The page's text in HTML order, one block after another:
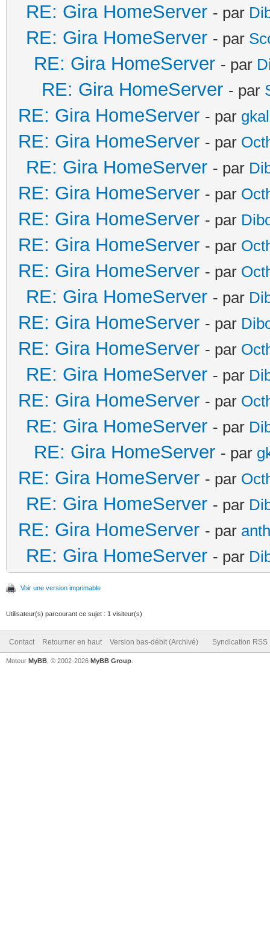
RE: Gira HomeServer - par
RE: Gira HomeServer - par
RE: Gira HomeServer - par
RE: Gira HomeServer - par
RE: Gira HomeServer - par
RE: Gira HomeServer - par
RE: Gira HomeServer - par
RE: Gira HomeServer - par
RE: Gira HomeServer - par
RE: Gira HomeServer - par
RE: Gira HomeServer - par
RE: Gira HomeServer - par
RE: Gira HomeServer - par
RE: Gira HomeServer - par
RE: Gira HomeServer - par
RE: Gira HomeServer - par
RE: Gira HomeServer - par
RE: Gira HomeServer - par
RE: Gira HomeServer - par
RE: Gira HomeServer - par
RE: Gira HomeServer - par
RE: Gira HomeServer - par
Voir une version imprimable
Utilisateur(s) parcourant ce sujet : 1 visiteur(s)
Contact Retourner en haut Version bas-débit (Archivé) Syndication RSS
Moteur MyBB , © 2002-2026 MyBB Group